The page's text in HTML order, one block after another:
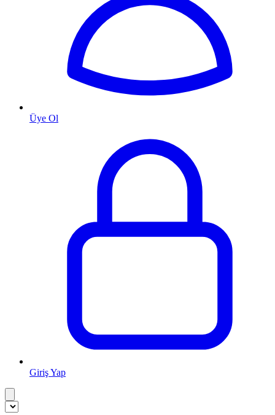
Üye Ol
Giriş Yap